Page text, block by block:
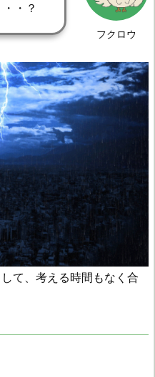
フクロウ
・？
て、考える時間もなく合